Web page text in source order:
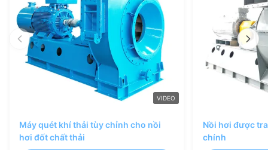
VIDEO
Máy quét khí thải tùy chỉnh cho nồi
hơi đốt chất thải
Nồi hơi được
chính